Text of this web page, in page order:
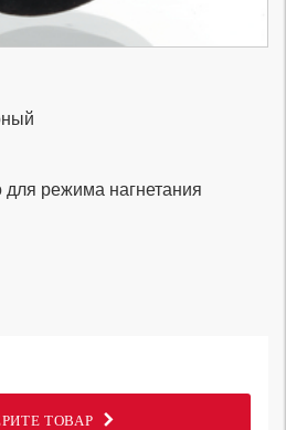
для режима нагнетания
ТОВАР